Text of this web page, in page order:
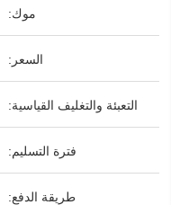
موك:
السعر:
التعبئة والتغليف القياسية:
فترة التسليم:
طريقة الدفع: